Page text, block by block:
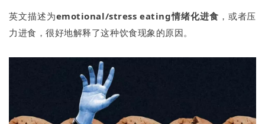
英文描述为emotional/stress eating情绪化进食 ，或者压
力进食，很好地解释了这种饮食现象的原因。